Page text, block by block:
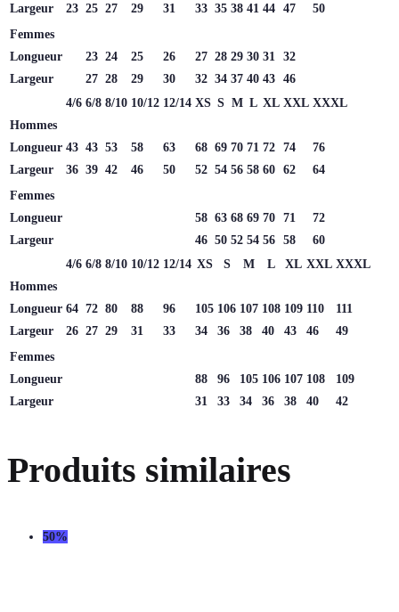
Largeur
23 25 27 29 31 33 35 38 41 44 47
50
Femmes
Longueur
23 24 25 26 27 28 29 30 31
32
Largeur
27 28 29 30 32 34 37 40 43 46
4/6 6/8 8/10 10/12 12/14 XS S M L XL XXL XXXL
Hommes
Longueur 43 43 53 58 63 68 69 70 71 72 74
76
Largeur
36 39 42 46 50 52 54 56 58 60 62
64
Femmes
Longueur
58 63 68 69 70 71
72
Largeur
46 50 52 54 56 58
60
4/6 6/8 8/10 10/12 12/14 XS S M L XL XXL XXXL
Hommes
Longueur 64 72 80 88 96 105 106 107 108 109 110
111
Largeur
26 27 29 31 33 34 36 38 40 43 46
49
Femmes
Longueur
88 96 105 106 107 108
109
Largeur
31 33 34 36 38 40 42
Produits similaires
50%